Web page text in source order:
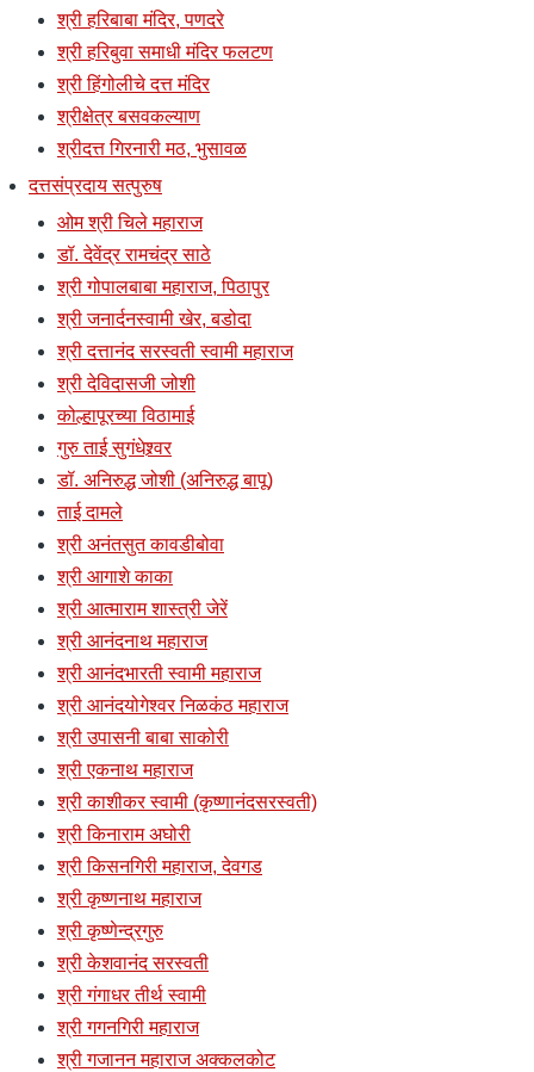
श्री हरिबाबा मंदिर, पणदरे
श्री हरिबुवा समाधी मंदिर फलटण
श्री हिंगोलीचे दत्त मंदिर
श्रीक्षेत्र बसवकल्याण
श्रीदत्त गिरनारी मठ, भुसावळ
दत्तसंप्रदाय सत्पुरुष
ओम श्री चिले महाराज
डॉ. देवेंद्र रामचंद्र साठे
श्री गोपालबाबा महाराज, पिठापुर
श्री जनार्दनस्वामी खेर, बडोदा
श्री दत्तानंद सरस्वती स्वामी महाराज
श्री देविदासजी जोशी
कोल्हापूरच्या विठामाई
गुरु ताई सुगंधेश्र्वर
डॉ. अनिरुद्ध जोशी (अनिरुद्ध बापू)
ताई दामले
श्री अनंतसुत कावडीबोवा
श्री आगाशे काका
श्री आत्माराम शास्त्री जेरें
श्री आनंदनाथ महाराज
श्री आनंदभारती स्वामी महाराज
श्री आनंदयोगेश्वर निळकंठ महाराज
श्री उपासनी बाबा साकोरी
श्री एकनाथ महाराज
श्री काशीकर स्वामी (कृष्णानंदसरस्वती)
श्री किनाराम अघोरी
श्री किसनगिरी महाराज, देवगड
श्री कृष्णनाथ महाराज
श्री कृष्णेन्द्रगुरु
श्री केशवानंद सरस्वती
श्री गंगाधर तीर्थ स्वामी
श्री गगनगिरी महाराज
श्री गजानन महाराज अक्कलकोट